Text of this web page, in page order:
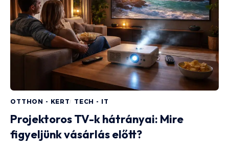
OTTHON - KERT TECH - IT
Projektoros TV-k hátrányai: Mire
figyeljünk vásárlás előtt?